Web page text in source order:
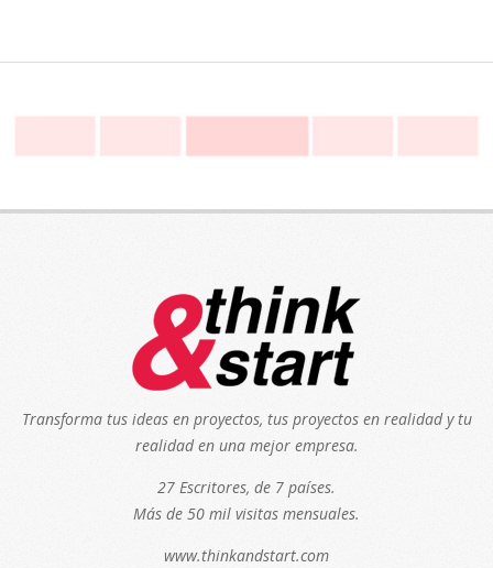
Transforma tus ideas en proyectos, tus proyectos en realidad y tu
realidad en una mejor empresa.
27 Escritores, de 7 países.
Más de 50 mil visitas mensuales.
www.thinkandstart.com